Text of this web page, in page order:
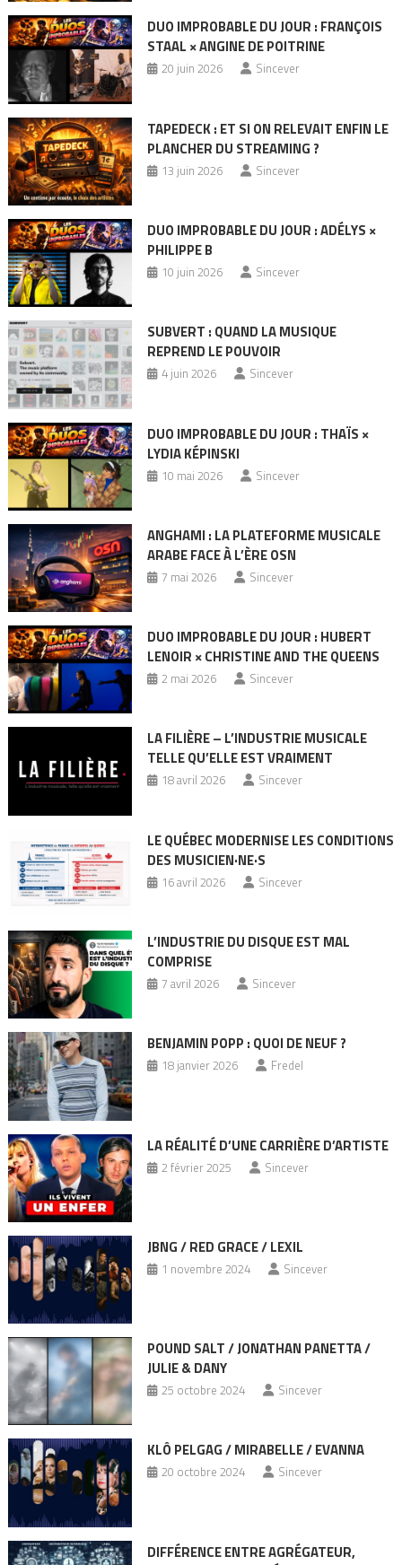
DUO IMPROBABLE DU JOUR : FRANÇOIS
STAAL × ANGINE DE POITRINE
20 juin 2026 Sincever
TAPEDECK : ET SI ON RELEVAIT ENFIN LE
PLANCHER DU STREAMING ?
13 juin 2026 Sincever
DUO IMPROBABLE DU JOUR : ADÉLYS ×
PHILIPPE B
10 juin 2026 Sincever
SUBVERT : QUAND LA MUSIQUE
REPREND LE POUVOIR
4 juin 2026 Sincever
DUO IMPROBABLE DU JOUR : THAÏS ×
LYDIA KÉPINSKI
10 mai 2026 Sincever
ANGHAMI : LA PLATEFORME MUSICALE
ARABE FACE À L’ÈRE OSN
7 mai 2026 Sincever
DUO IMPROBABLE DU JOUR : HUBERT
LENOIR × CHRISTINE AND THE QUEENS
2 mai 2026 Sincever
LA FILIÈRE – L’INDUSTRIE MUSICALE
TELLE QU’ELLE EST VRAIMENT
18 avril 2026 Sincever
LE QUÉBEC MODERNISE LES CONDITIONS
DES MUSICIEN·NE·S
16 avril 2026 Sincever
L’INDUSTRIE DU DISQUE EST MAL
COMPRISE
7 avril 2026 Sincever
BENJAMIN POPP : QUOI DE NEUF ?
18 janvier 2026 Fredel
LA RÉALITÉ D’UNE CARRIÈRE D’ARTISTE
2 février 2025 Sincever
JBNG / RED GRACE / LEXIL
1 novembre 2024 Sincever
POUND SALT / JONATHAN PANETTA /
JULIE & DANY
25 octobre 2024 Sincever
KLÔ PELGAG / MIRABELLE / EVANNA
20 octobre 2024 Sincever
DIFFÉRENCE ENTRE AGRÉGATEUR,